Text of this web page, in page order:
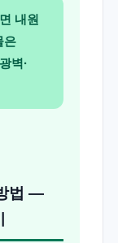
내원
은
벽·
법 —